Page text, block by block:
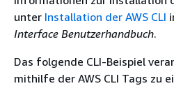
unter Installation der AWS CLI
Interface Benutzerhandbuch.
Das folgende CLI-Beispiel
mithilfe der AWS CLI Tags zu